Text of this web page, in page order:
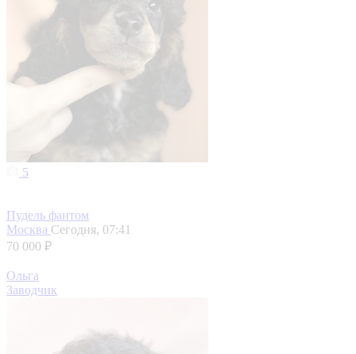
5
Пудель фантом
Москва Сегодня, 07:41
70 000 ₽
Ольга
Заводчик